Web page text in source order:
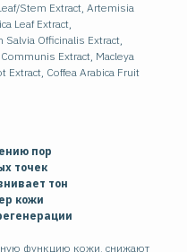
Stem Extract, Artemisia
Leaf Extract,
Officinalis Extract,
Extract, Macleya
Extract, Coffea Arabica Fruit
пор
точек
тон
кожи
функцию кожи, снижают